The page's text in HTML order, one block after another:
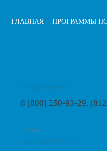
ГЛАВНАЯ ПРОГРАММЫ
8 (800) 250-93-29,